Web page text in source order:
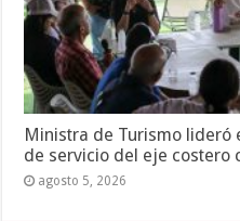
Ministra de Turismo lideró
de servicio del eje costero
agosto 5, 2026